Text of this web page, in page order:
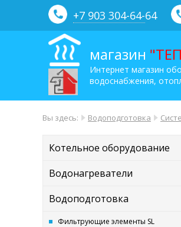
+7 903 304-64-64
магазин
Интернет магазин
водоснабжения,
Вы здесь: Водоподготовка
Котельное оборудование
Водонагреватели
Водоподготовка
Фильтрующие элементы SL